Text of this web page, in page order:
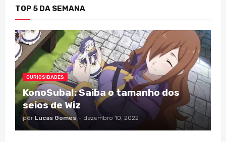
TOP 5 DA SEMANA
CURIOSIDADES
KonoSuba!: Saiba o tamanho dos
seios de Wiz
por Lucas Gomes - dezembro 10, 2022